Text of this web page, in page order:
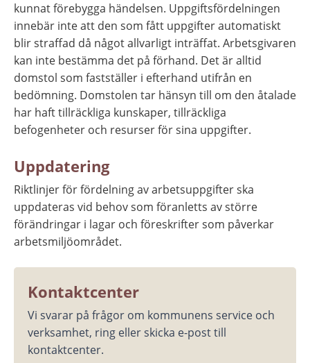
kunnat förebygga händelsen. Uppgiftsfördelningen
innebär inte att den som fått uppgifter automatiskt
blir straffad då något allvarligt inträffat. Arbetsgivaren
kan inte bestämma det på förhand. Det är alltid
domstol som fastställer i efterhand utifrån en
bedömning. Domstolen tar hänsyn till om den åtalade
har haft tillräckliga kunskaper, tillräckliga
befogenheter och resurser för sina uppgifter.
Uppdatering
Riktlinjer för fördelning av arbetsuppgifter ska
uppdateras vid behov som föranletts av större
förändringar i lagar och föreskrifter som påverkar
arbetsmiljöområdet.
Kontaktcenter
Vi svarar på frågor om kommunens service och
verksamhet, ring eller skicka e-post till
kontaktcenter.